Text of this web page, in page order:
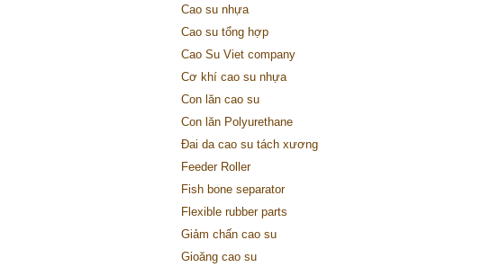
Cao su nhựa
Cao su tổng hợp
Cao Su Viet company
Cơ khí cao su nhựa
Con lăn cao su
Con lăn Polyurethane
Đai da cao su tách xương
Feeder Roller
Fish bone separator
Flexible rubber parts
Giảm chấn cao su
Gioăng cao su